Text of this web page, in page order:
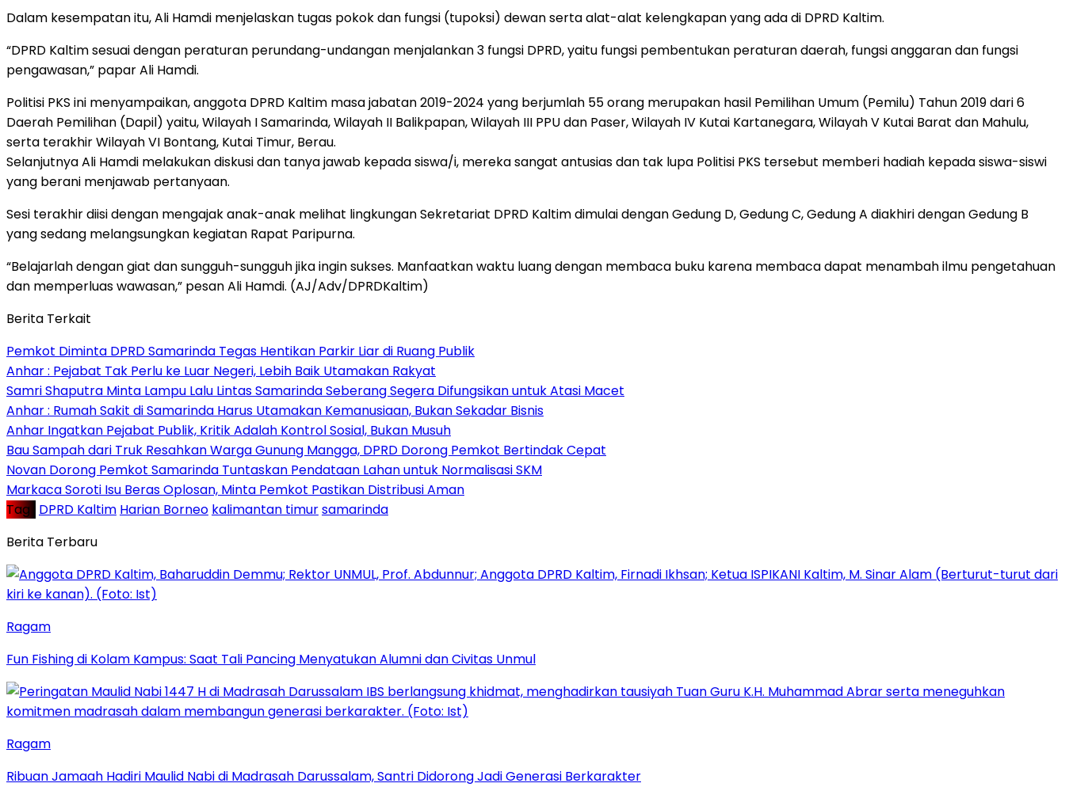
Dalam kesempatan itu, Ali Hamdi menjelaskan tugas pokok dan fungsi (tupoksi) dewan serta alat-alat kelengkapan yang ada di DPRD Kaltim.
“DPRD Kaltim sesuai dengan peraturan perundang-undangan menjalankan 3 fungsi DPRD, yaitu fungsi pembentukan peraturan daerah, fungsi anggaran dan fungsi
pengawasan,” papar Ali Hamdi.
Politisi PKS ini menyampaikan, anggota DPRD Kaltim masa jabatan 2019-2024 yang berjumlah 55 orang merupakan hasil Pemilihan Umum (Pemilu) Tahun 2019 dari 6
Daerah Pemilihan (Dapil) yaitu, Wilayah I Samarinda, Wilayah II Balikpapan, Wilayah III PPU dan Paser, Wilayah IV Kutai Kartanegara, Wilayah V Kutai Barat dan Mahulu,
serta terakhir Wilayah VI Bontang, Kutai Timur, Berau.
Selanjutnya Ali Hamdi melakukan diskusi dan tanya jawab kepada siswa/i, mereka sangat antusias dan tak lupa Politisi PKS tersebut memberi hadiah kepada siswa-siswi
yang berani menjawab pertanyaan.
Sesi terakhir diisi dengan mengajak anak-anak melihat lingkungan Sekretariat DPRD Kaltim dimulai dengan Gedung D, Gedung C, Gedung A diakhiri dengan Gedung B
yang sedang melangsungkan kegiatan Rapat Paripurna.
“Belajarlah dengan giat dan sungguh-sungguh jika ingin sukses. Manfaatkan waktu luang dengan membaca buku karena membaca dapat menambah ilmu pengetahuan
dan memperluas wawasan,” pesan Ali Hamdi. (AJ/Adv/DPRDKaltim)
Berita Terkait
Pemkot Diminta DPRD Samarinda Tegas Hentikan Parkir Liar di Ruang Publik
Anhar : Pejabat Tak Perlu ke Luar Negeri, Lebih Baik Utamakan Rakyat
Samri Shaputra Minta Lampu Lalu Lintas Samarinda Seberang Segera Difungsikan untuk Atasi Macet
Anhar : Rumah Sakit di Samarinda Harus Utamakan Kemanusiaan, Bukan Sekadar Bisnis
Anhar Ingatkan Pejabat Publik, Kritik Adalah Kontrol Sosial, Bukan Musuh
Bau Sampah dari Truk Resahkan Warga Gunung Mangga, DPRD Dorong Pemkot Bertindak Cepat
Novan Dorong Pemkot Samarinda Tuntaskan Pendataan Lahan untuk Normalisasi SKM
Markaca Soroti Isu Beras Oplosan, Minta Pemkot Pastikan Distribusi Aman
Tag : DPRD Kaltim Harian Borneo kalimantan timursamarinda
Berita Terbaru
Ragam
Fun Fishing di Kolam Kampus: Saat Tali Pancing Menyatukan Alumni dan Civitas Unmul
Ragam
Ribuan Jamaah Hadiri Maulid Nabi di Madrasah Darussalam, Santri Didorong Jadi Generasi Berkarakter